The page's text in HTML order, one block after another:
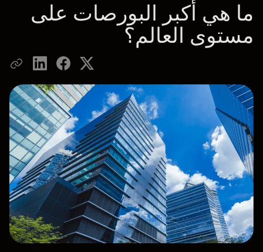
ما هي أكبر البورصات على
مستوى العالم؟